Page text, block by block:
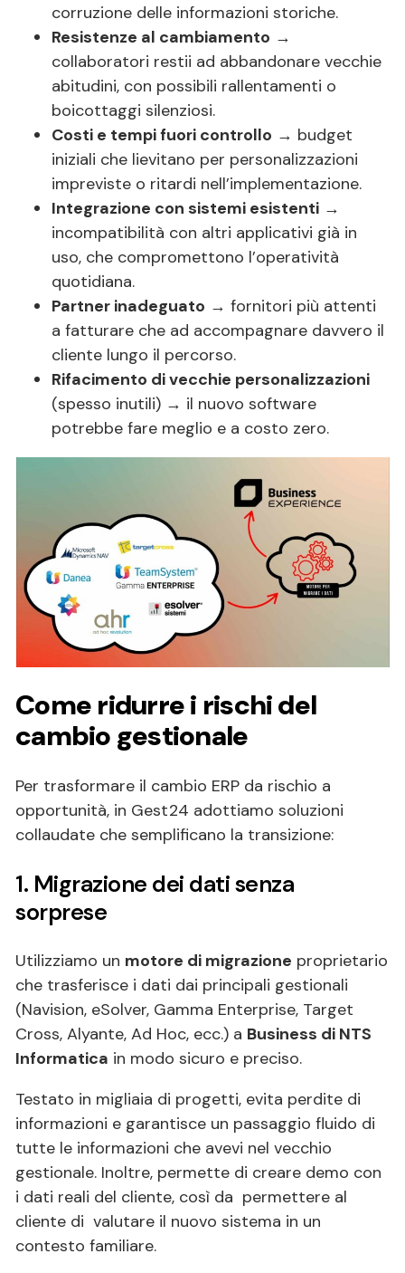
corruzione delle informazioni storiche.
Resistenze al cambiamento →
collaboratori restii ad abbandonare vecchie
abitudini, con possibili rallentamenti o
boicottaggi silenziosi.
Costi e tempi fuori controllo → budget
iniziali che lievitano per personalizzazioni
impreviste o ritardi nell’implementazione.
Integrazione con sistemi esistenti →
incompatibilità con altri applicativi già in
uso, che compromettono l’operatività
quotidiana.
Partner inadeguato → fornitori più attenti
a fatturare che ad accompagnare davvero il
cliente lungo il percorso.
Rifacimento di vecchie personalizzazioni
(spesso inutili) → il nuovo software
potrebbe fare meglio e a costo zero.
Come ridurre i rischi del
cambio gestionale
Per trasformare il cambio ERP da rischio a
opportunità, in Gest24 adottiamo soluzioni
collaudate che semplificano la transizione:
1. Migrazione dei dati senza
sorprese
Utilizziamo un motore di migrazione proprietario
che trasferisce i dati dai principali gestionali
(Navision, eSolver, Gamma Enterprise, Target
Cross, Alyante, Ad Hoc, ecc.) a Business di NTS
Informatica in modo sicuro e preciso.
Testato in migliaia di progetti, evita perdite di
informazioni e garantisce un passaggio fluido di
tutte le informazioni che avevi nel vecchio
gestionale. Inoltre, permette di creare demo con
i dati reali del cliente, così da permettere al
cliente di valutare il nuovo sistema in un
contesto familiare.